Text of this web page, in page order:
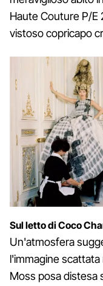
Haute Couture P/E
vistoso copricapo
Sul letto di Coco
Un'atmosfera
l'immagine scattata
Moss posa distesa